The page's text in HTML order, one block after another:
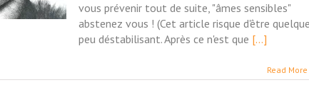
vous prévenir tout de suite, "âmes sensibles"
abstenez vous ! (Cet article risque d'être quelque
peu déstabilisant. Après ce n'est que [...]
Read More